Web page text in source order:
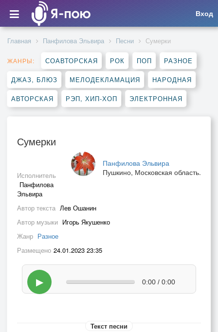
Вход
Главная Панфилова Эльвира Песни Сумерки
ЖАНРЫ: СОАВТОРСКАЯ РОК ПОП РАЗНОЕ
ДЖАЗ, БЛЮЗ МЕЛОДЕКЛАМАЦИЯ НАРОДНАЯ
АВТОРСКАЯ РЭП, ХИП-ХОП ЭЛЕКТРОННАЯ
Сумерки
Панфилова Эльвира
Пушкино, Московская область.
Исполнитель
Панфилова
Эльвира
Автор текста Лев Ошанин
Автор музыки Игорь Якушенко
Жанр Разное
Размещено 24.01.2023 23:35
▶ 0:00 / 0:00
Текст песни